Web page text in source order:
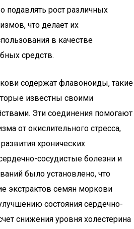
подавлять рост различных
что делает их
в качестве
средств.
содержат флавоноиды, такие
известны своими
Эти соединения помогают
от окислительного стресса,
хронических
сосудистые болезни и
было установлено, что
экстрактов семян моркови
состояния сердечно-
снижения уровня холестерина